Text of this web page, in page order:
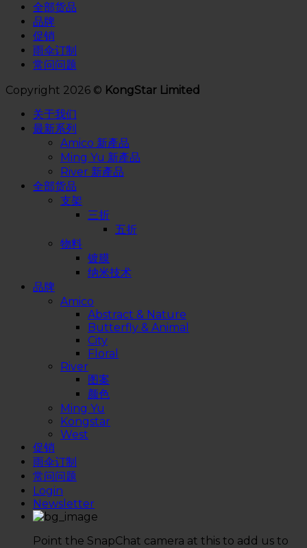
全部货品
品牌
促销
雨伞订制
常问问题
Copyright 2026 © KongStar Limited
关于我们
最新系列
Amico 新產品
Ming Yu 新產品
River 新產品
全部货品
支架
三折
五折
物料
镀膜
纳米技术
品牌
Amico
Abstract & Nature
Butterfly & Animal
City
Floral
River
图案
颜色
Ming Yu
Kongstar
West
促销
雨伞订制
常问问题
Login
Newsletter
Point the SnapChat camera at this to add us to